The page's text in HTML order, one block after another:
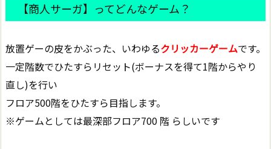
【商人サーガ】ってどんなゲーム？
放置ゲーの皮をかぶった、いわゆるクリッカーゲームです。
一定階数でひたすらリセット(ボーナスを得て1階からやり
直し)を行い
フロア500階をひたすら目指します。
※ゲームとしては最深部フロア700 階 らしいです